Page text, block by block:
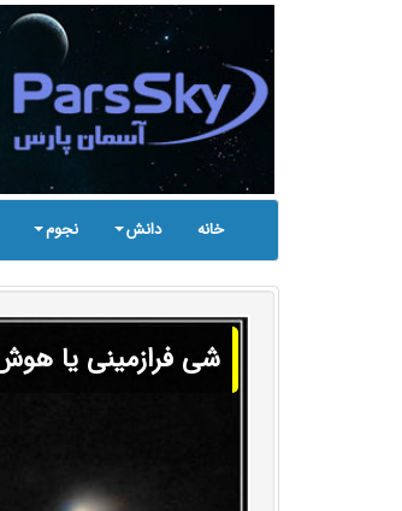
خانه دانش نجوم
شی فرازمینی یا